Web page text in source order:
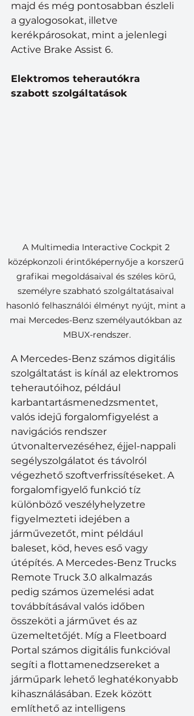
majd és még pontosabban észleli
a gyalogosokat, illetve
kerékpárosokat, mint a jelenlegi
Active Brake Assist 6.
Elektromos teherautókra
szabott szolgáltatások
A Multimedia Interactive Cockpit 2
középkonzoli érintőképernyője a korszerű
grafikai megoldásaival és széles körű,
személyre szabható szolgáltatásaival
hasonló felhasználói élményt nyújt, mint a
mai Mercedes-Benz személyautókban az
MBUX-rendszer.
A Mercedes-Benz számos digitális
szolgáltatást is kínál az elektromos
teherautóihoz, például
karbantartásmenedzsmentet,
valós idejű forgalomfigyelést a
navigációs rendszer
útvonaltervezéséhez, éjjel-nappali
segélyszolgálatot és távolról
végezhető szoftverfrissítéseket. A
forgalomfigyelő funkció tíz
különböző veszélyhelyzetre
figyelmezteti idejében a
járművezetőt, mint például
baleset, köd, heves eső vagy
útépítés. A Mercedes-Benz Trucks
Remote Truck 3.0 alkalmazás
pedig számos üzemelési adat
továbbításával valós időben
összeköti a járművet és az
üzemeltetőjét. Míg a Fleetboard
Portal számos digitális funkcióval
segíti a flottamenedzsereket a
járműpark lehető leghatékonyabb
kihasználásában. Ezek között
említhető az intelligens